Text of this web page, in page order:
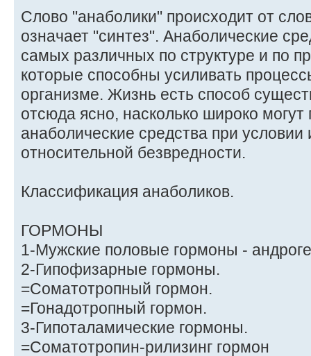
Слово "анаболики" происходит от
означает "синтез". Анаболические
самых различных по структуре и по
которые способны усиливать
организме. Жизнь есть способ
отсюда ясно, насколько широко могут
анаболические средства при условии
относительной безвредности.
Классификация анаболиков.
ГОРМОНЫ
1-Мужские половые гормоны -
2-Гипофизарные гормоны.
=Соматотропный гормон.
=Гонадотропный гормон.
3-Гипоталамические гормоны.
=Соматотропин-рилизинг гормон